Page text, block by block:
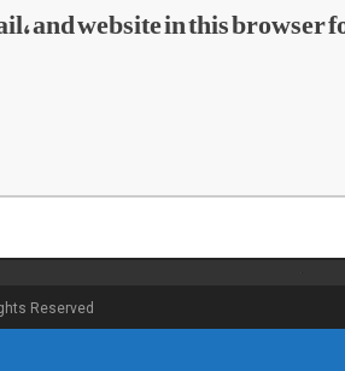
and website in this browser
Reserved.